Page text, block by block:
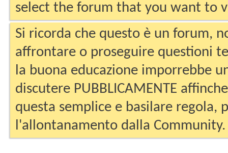
select the forum that you want to
Si ricorda che questo è un forum,
affrontare o proseguire questioni
la buona educazione imporrebbe
discutere PUBBLICAMENTE
questa semplice e basilare regola,
l'allontanamento dalla Community.